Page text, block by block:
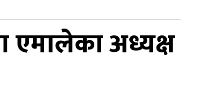
एमालेका अध्यक्ष